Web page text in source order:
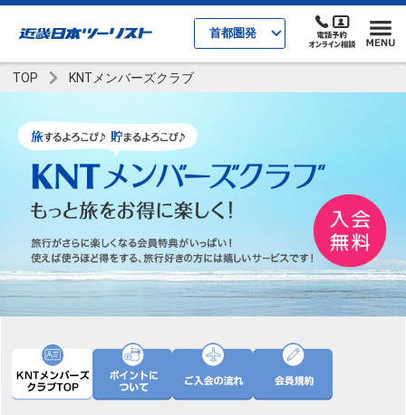
首都圏発
TOP KNTメンバーズクラブ